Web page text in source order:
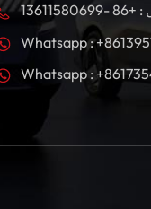
-13611580699
Whatsapp :
Whatsapp :